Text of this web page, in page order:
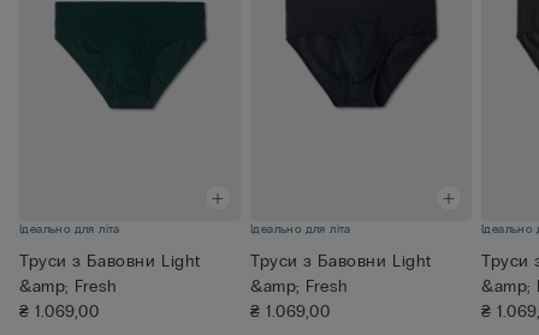
Ідеально для літа
Труси з Бавовни Light
&amp; Fresh
₴ 1.069,00
Ідеально для літа
Труси з Бавовни Light
&amp; Fresh
₴ 1.069,00
Ідеально
Труси
&amp;
₴